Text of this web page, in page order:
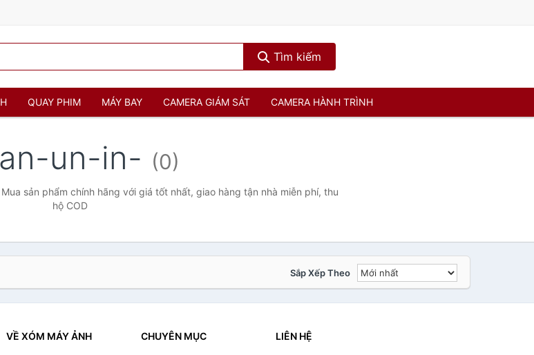
Tìm kiếm
QUAY PHIM MÁY BAY CAMERA GIÁM SÁT CAMERA HÀNH TRÌNH
un-in- (0)
sản phẩm chính hãng với giá tốt nhất, giao hàng tận nhà miễn phí, thu
hộ COD
Sắp Xếp Theo
VỀ XÓM MÁY ẢNH CHUYÊN MỤC LIÊN HỆ